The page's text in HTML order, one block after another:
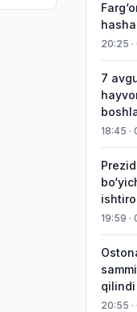
20:25 ·
7
18:45 ·
19:59 ·
qilindi
20:55 ·